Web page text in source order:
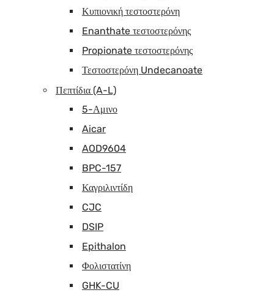
Κυπιονική τεστοστερόνη
Enanthate τεστοστερόνης
Propionate τεστοστερόνης
Τεστοστερόνη Undecanoate
Πεπτίδια (A-L)
5-Αμινο
Aicar
AOD9604
BPC-157
Καγριλιντίδη
CJC
DSIP
Epithalon
Φολιστατίνη
GHK-CU